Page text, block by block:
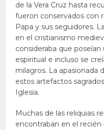
de la Vera Cruz hasta
fueron conservados con
Papa y sus seguidores.
en el cristianismo
consideraba que
espiritual e incluso se
milagros. La apasionada
estos artefactos
Iglesia.
Muchas de las reliquias
encontraban en el